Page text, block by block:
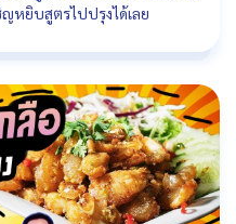
หยิบสูตรไปปรุงได้เลย